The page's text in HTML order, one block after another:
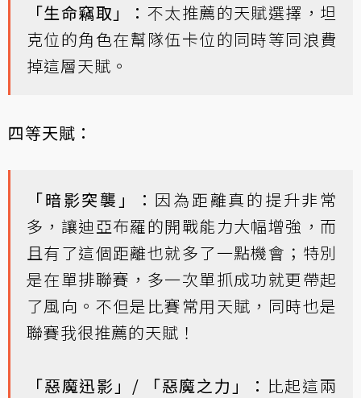
「生命竊取」： 不太推薦的天賦選擇，坦
克位的角色在幫隊伍卡位的同時等同浪費
掉這層天賦。
四等天賦：
「暗影突襲」： 因為距離真的提升非常
多，讓迪亞布羅的開戰能力大幅增強，而
且有了這個距離也就多了一點機會；特別
是在單排聯賽，多一次單抓成功就更帶起
了風向。不但是比賽常用天賦，同時也是
聯賽我很推薦的天賦！
「惡魔迅影」/ 「惡魔之力」： 比起這兩